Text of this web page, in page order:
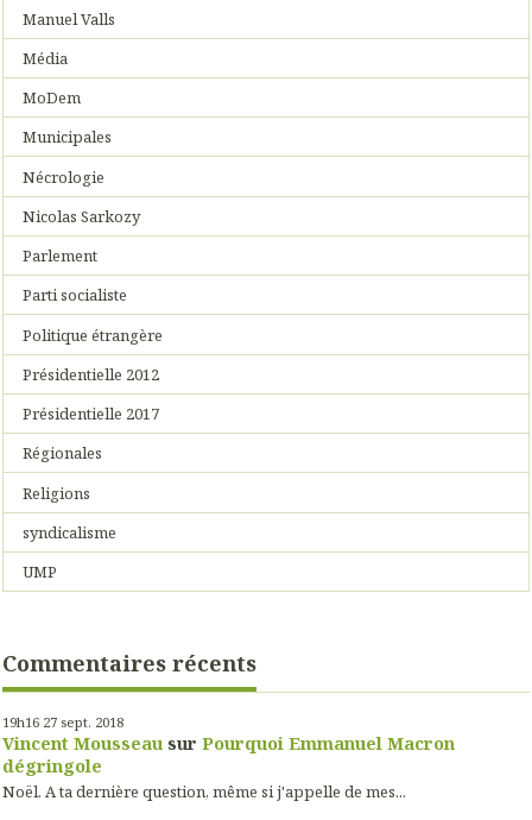
Manuel Valls
Média
MoDem
Municipales
Nécrologie
Nicolas Sarkozy
Parlement
Parti socialiste
Politique étrangère
Présidentielle 2012
Présidentielle 2017
Régionales
Religions
syndicalisme
UMP
Commentaires récents
19h16 27 sept. 2018
Vincent Mousseau sur Pourquoi Emmanuel Macron
dégringole
Noël. A ta dernière question, même si j'appelle de mes...